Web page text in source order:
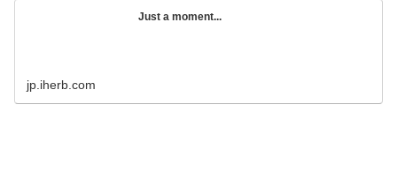
Just a moment...
jp.iherb.com